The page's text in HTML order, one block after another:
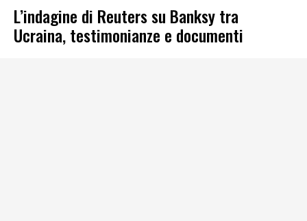
L’indagine di Reuters su Banksy tra
Ucraina, testimonianze e documenti